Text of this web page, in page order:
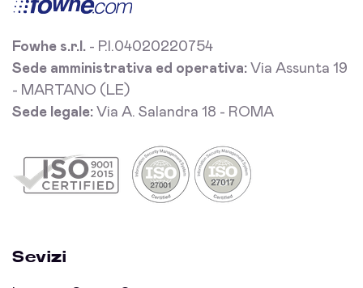
Fowhe s.r.l. - P.I.04020220754
Sede amministrativa ed operativa: Via Assunta 19
- MARTANO (LE)
Sede legale: Via A. Salandra 18 - ROMA
Sevizi